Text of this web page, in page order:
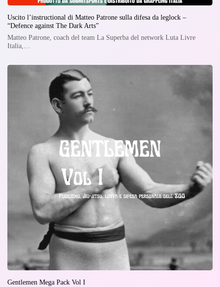
Uscito l’instructional di Matteo Patrone sulla difesa da leglock –
“Defence against The Dark Arts”
Matteo Patrone, coach del team La Superba del network Luta Livre
Italia,…
Gentlemen Mega Pack Vol I